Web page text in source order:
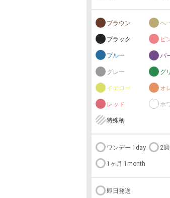
ブラウン ヘ
ブラック ピ
ブルー パ
グレー グ
イエロー オ
レッド ホ
特殊柄
ワンデー 1day 2
1ヶ月 1month
即日発送